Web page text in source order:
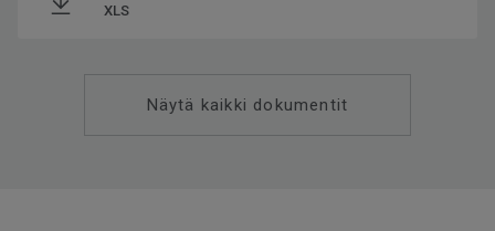
XLS
Näytä kaikki dokumentit